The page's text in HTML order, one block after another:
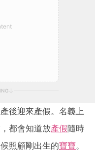
產後迎來產假。名義上
都會知道放產假隨時
照顧剛出生的寶寶。